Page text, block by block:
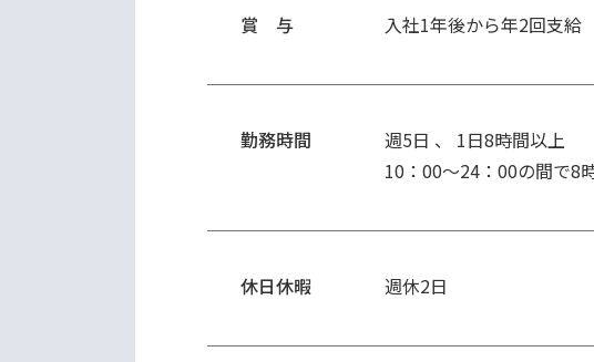
賞 与 入社1年後から年2回支給
勤務時間
週5日 、 1日8時間以上
10：00～24：00の間で8
休日休暇 週休2日